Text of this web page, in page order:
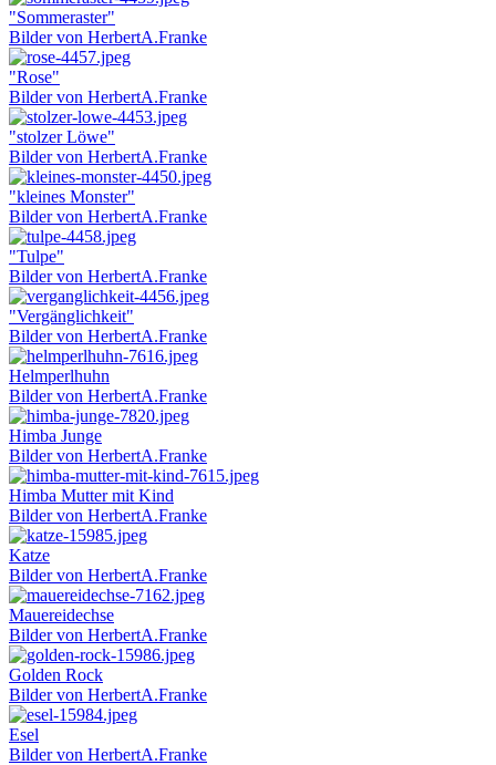
"Sommeraster"
Bilder von HerbertA.Franke
"Rose"
Bilder von HerbertA.Franke
"stolzer Löwe"
Bilder von HerbertA.Franke
"kleines Monster"
Bilder von HerbertA.Franke
"Tulpe"
Bilder von HerbertA.Franke
"Vergänglichkeit"
Bilder von HerbertA.Franke
Helmperlhuhn
Bilder von HerbertA.Franke
Himba Junge
Bilder von HerbertA.Franke
Himba Mutter mit Kind
Bilder von HerbertA.Franke
Katze
Bilder von HerbertA.Franke
Mauereidechse
Bilder von HerbertA.Franke
Golden Rock
Bilder von HerbertA.Franke
Esel
Bilder von HerbertA.Franke